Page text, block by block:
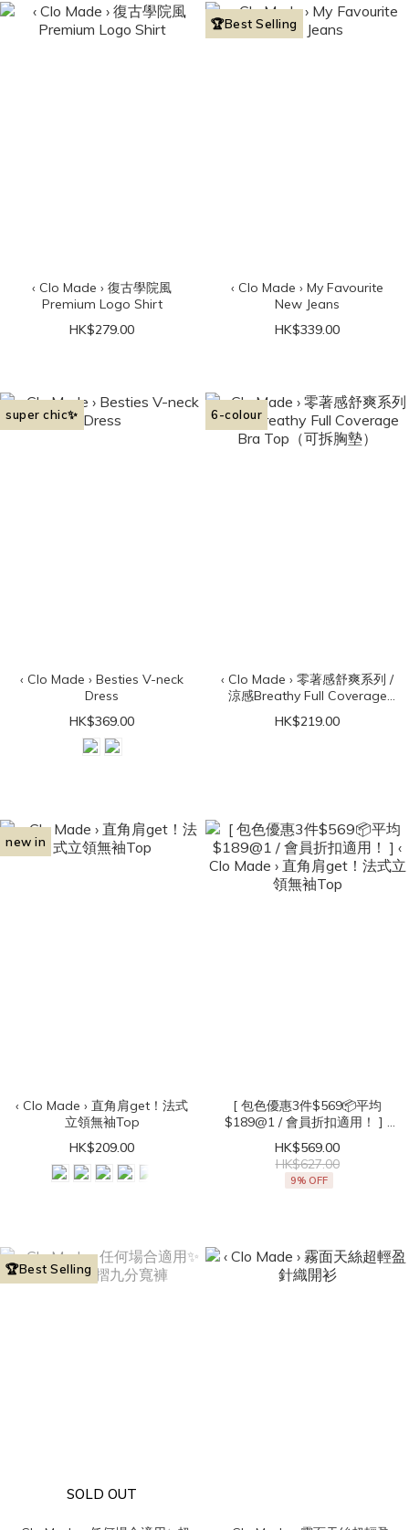
‹ Clo Made › 復古學院風
Premium Logo Shirt
HK$279.00
🏆Best Selling
‹ Clo Made › My Favourite
New Jeans
HK$339.00
super chic✨
‹ Clo Made › Besties V-neck
Dress
HK$369.00
6-colour
‹ Clo Made › 零著感舒爽系列 /
涼感Breathy Full Coverage
Bra Top（可拆胸墊）
HK$219.00
new in
‹ Clo Made › 直角肩get！法式
立領無袖Top
HK$209.00
[ 包色優惠3件$569📦平均
$189@1 / 會員折扣適用！ ] ‹
Clo Made › 直角肩get！法式
立領無袖Top
HK$569.00
HK$627.00
9% OFF
🏆Best Selling
SOLD OUT